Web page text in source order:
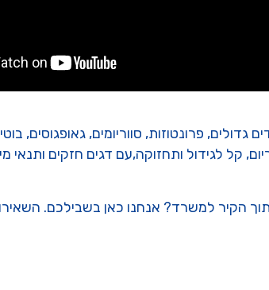
פרונטוזות, סווריומים, גאופגוסים,
קל לגידול ותחזוקה,עם דגים חזקים ותנאי
הקיר למשרד? אנחנו כאן בשבילכם.